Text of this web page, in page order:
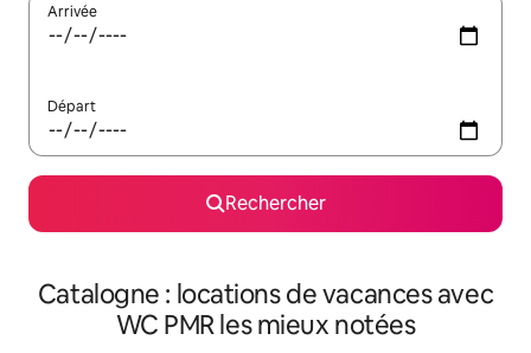
Arrivée
Départ
Rechercher
Catalogne : locations de vacances avec
WC PMR les mieux notées